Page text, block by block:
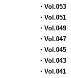
・Vol.053
・Vol.051
・Vol.049
・Vol.047
・Vol.045
・Vol.043
・Vol.041